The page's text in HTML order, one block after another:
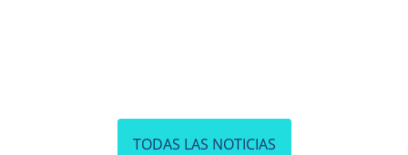
TODAS LAS NOTICIAS